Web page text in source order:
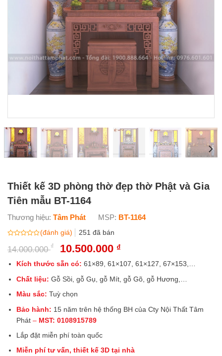
Thiết kế 3D phòng thờ đẹp thờ Phật và Gia
Tiên mẫu BT-1164
Thương hiệu: Tâm Phát MSP: BT-1164
xếp
(đánh giá) 251 đã bán
14.000.000₫
Giá
gốc
là:
10.500.000 ₫Giá
tại
10.500.000 ₫.
Kích thước sẵn có: 61×89, 61×107, 61×127, 67×153,…
Chất liệu: Gỗ Sồi, gỗ Gụ, gỗ Mít, gỗ Gõ, gỗ Hương,…
Màu sắc: Tuỳ chọn
Bảo hành: 15 năm trên hệ thống BH của Cty Nội Thất Tâm
Phát– MST: 0108915789
Lắp đặt miễn phí toàn quốc
Miễn phí tư vấn, thiết kế 3D tại nhà